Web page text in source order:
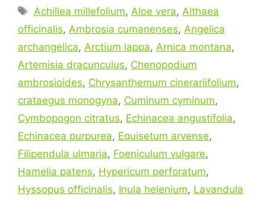
Tags
Achillea millefolium, Aloe vera, Althaea
officinalis, Ambrosia cumanenses, Angelica
archangelica, Arctium lappa, Arnica montana,
Artemisia dracunculus, Chenopodium
ambrosioides, Chrysanthemum cinerariifolium,
crataegus monogyna, Cuminum cyminum,
Cymbopogon citratus, Echinacea angustifolia,
Echinacea purpurea, Equisetum arvense,
Filipendula ulmaria, Foeniculum vulgare,
Hamelia patens, Hypericum perforatum,
Hyssopus officinalis, Inula helenium, Lavandula